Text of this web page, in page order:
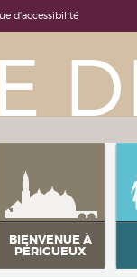
d'accessibilité
BIENVENUE À
PÉRIGUEUX